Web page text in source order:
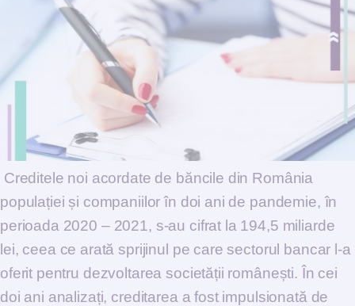
Creditele noi acordate de băncile din România
populației și companiilor în doi ani de pandemie, în
perioada 2020 – 2021, s-au cifrat la 194,5 miliarde
lei, ceea ce arată sprijinul pe care sectorul bancar l-a
oferit pentru dezvoltarea societății românești. În cei
doi ani analizați, creditarea a fost impulsionată de